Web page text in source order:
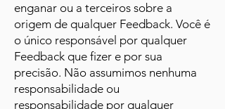
enganar ou a terceiros sobre a
origem de qualquer Feedback. Você é
o único responsável por qualquer
Feedback que fizer e por sua
precisão. Não assumimos nenhuma
responsabilidade ou
responsabilidade por qualquer